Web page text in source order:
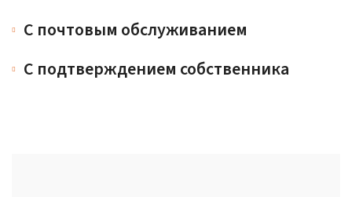
С почтовым обслуживанием
С подтверждением собственника